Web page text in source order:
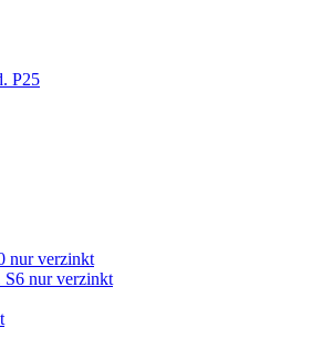
P25
nur verzinkt
S6 nur verzinkt